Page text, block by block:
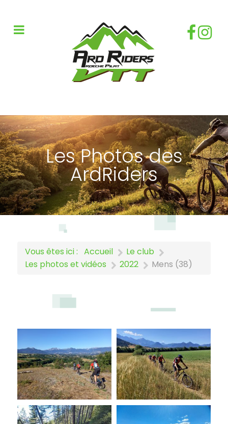
Les Photos des
ArdRiders
Vous êtes ici : Accueil
Le club
Les photos et vidéos
2022 Mens (38)